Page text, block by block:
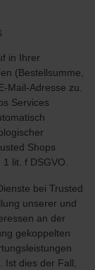
in Ihrer
(Bestellsumme,
Mail-Adresse zu.
Services
Shops
lit. f DSGVO.
bei Trusted
unserer und
an der
gekoppelten
Ist dies der Fall,